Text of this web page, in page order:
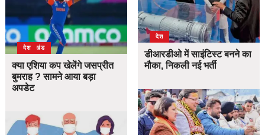
उत्तराखंड
देश
क्या एशिया कप खेलेंगे जसप्रीत
बुमराह ? सामने आया बड़ा
अपडेट
देश
डीआरडीओ में साइंटिस्ट बनने का
मौका, निकली नई भर्ती